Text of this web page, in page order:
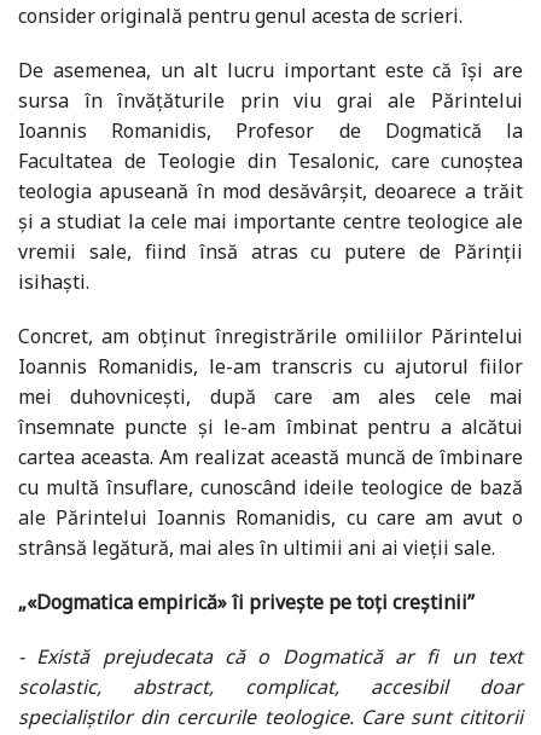
consider originală pentru genul acesta de scrieri.
De asemenea, un alt lucru important este că își are
sursa în învățăturile prin viu grai ale Părintelui
Ioannis Romanidis, Profesor de Dogmatică la
Facultatea de Teologie din Tesalonic, care cunoștea
teologia apuseană în mod desăvârșit, deoarece a trăit
și a studiat la cele mai importante centre teologice ale
vremii sale, fiind însă atras cu putere de Părinții
isihaști.
Concret, am obținut înregistrările omiliilor Părintelui
Ioannis Romanidis, le-am transcris cu ajutorul fiilor
mei duhovnicești, după care am ales cele mai
însemnate puncte și le-am îmbinat pentru a alcătui
cartea aceasta. Am realizat această muncă de îmbinare
cu multă însuflare, cunoscând ideile teologice de bază
ale Părintelui Ioannis Romanidis, cu care am avut o
strânsă legătură, mai ales în ultimii ani ai vieții sale.
„«Dogmatica empirică» îi privește pe toți creștinii”
- Există prejudecata că o Dogmatică ar fi un text
scolastic, abstract, complicat, accesibil doar
specialiștilor din cercurile teologice. Care sunt cititorii